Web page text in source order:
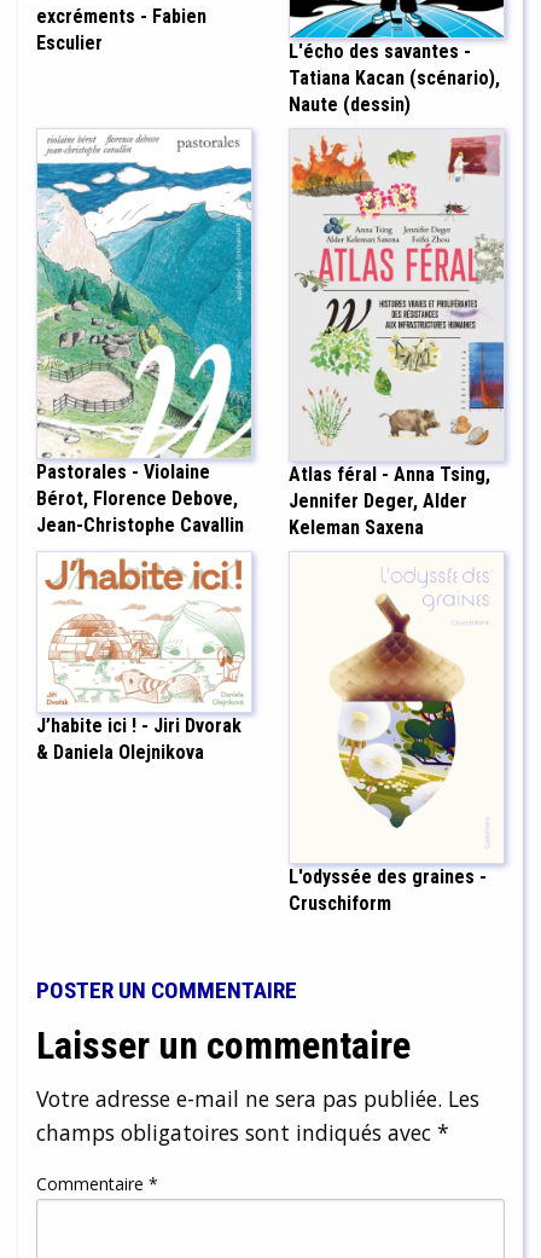
excréments - Fabien
Esculier
L'écho des savantes -
Tatiana Kacan (scénario),
Naute (dessin)
Pastorales - Violaine
Bérot, Florence Debove,
Jean-Christophe Cavallin
Atlas féral - Anna Tsing,
Jennifer Deger, Alder
Keleman Saxena
J’habite ici ! - Jiri Dvorak
& Daniela Olejnikova
L'odyssée des graines -
Cruschiform
POSTER UN COMMENTAIRE
Laisser un commentaire
Votre adresse e-mail ne sera pas publiée. Les
champs obligatoires sont indiqués avec *
Commentaire *